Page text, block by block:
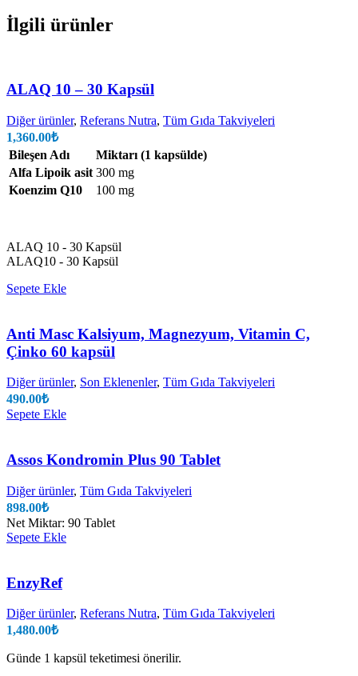
İlgili ürünler
ALAQ 10 – 30 Kapsül
Diğer ürünler, Referans Nutra, Tüm Gıda Takviyeleri
1,360.00₺
Bileşen Adı
Miktarı (1 kapsülde)
Alfa Lipoik asit 300 mg
Koenzim Q10
100 mg
ALAQ 10 - 30 Kapsül
ALAQ10 - 30 Kapsül
Sepete Ekle
Anti Masc Kalsiyum, Magnezyum, Vitamin C,
Çinko 60 kapsül
Diğer ürünler, Son Eklenenler, Tüm Gıda Takviyeleri
490.00₺
Sepete Ekle
Assos Kondromin Plus 90 Tablet
Diğer ürünler, Tüm Gıda Takviyeleri
898.00₺
Net Miktar: 90 Tablet
Sepete Ekle
EnzyRef
Diğer ürünler, Referans Nutra, Tüm Gıda Takviyeleri
1,480.00₺
Günde 1 kapsül teketimesi önerilir.